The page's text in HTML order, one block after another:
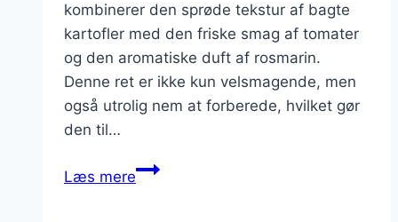
kombinerer den sprøde tekstur af bagte
kartofler med den friske smag af tomater
og den aromatiske duft af rosmarin.
Denne ret er ikke kun velsmagende, men
også utrolig nem at forberede, hvilket gør
den til…
Læs mereBagte